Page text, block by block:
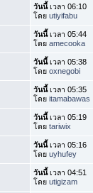
วันนี้เวลา 06:10
โดยutiyifabu
วันนี้เวลา 05:44
โดยamecooka
วันนี้เวลา 05:38
โดยoxnegobi
วันนี้เวลา 05:35
โดยitamabawas
วันนี้เวลา 05:19
โดยtariwix
วันนี้เวลา 05:16
โดยuyhufey
วันนี้เวลา 04:51
โดยutigizam